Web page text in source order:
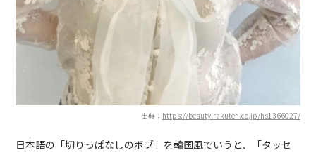
出典： https://beauty.rakuten.co.jp/hs1366027/
日本語の「切りっぱなしのボブ」を韓国風でいうと、「タッセ